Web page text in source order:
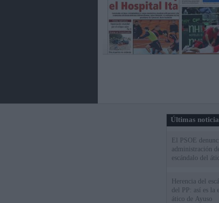
Últimas
El PSOE
administración
escándalo del
Herencia del
del PP: así es la
ático de Ayuso